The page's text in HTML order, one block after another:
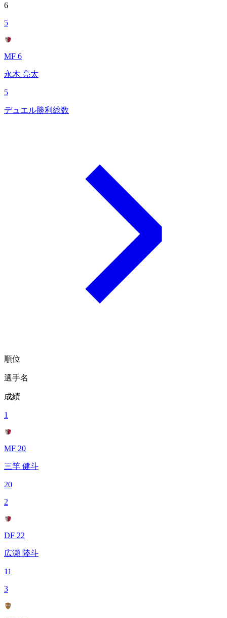
6
5
MF 6
永木 亮太
5
デュエル勝利総数
順位
選手名
成績
1
MF 20
三竿 健斗
20
2
DF 22
広瀬 陸斗
11
3